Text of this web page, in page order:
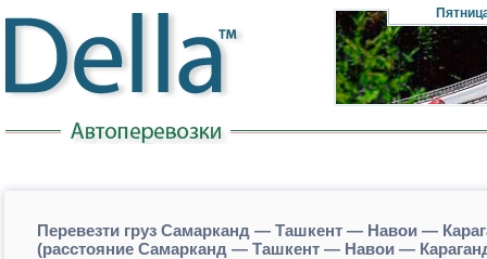
Перевезти груз Самарканд — Ташкент — Навои —
(расстояние Самарканд — Ташкент — Навои —